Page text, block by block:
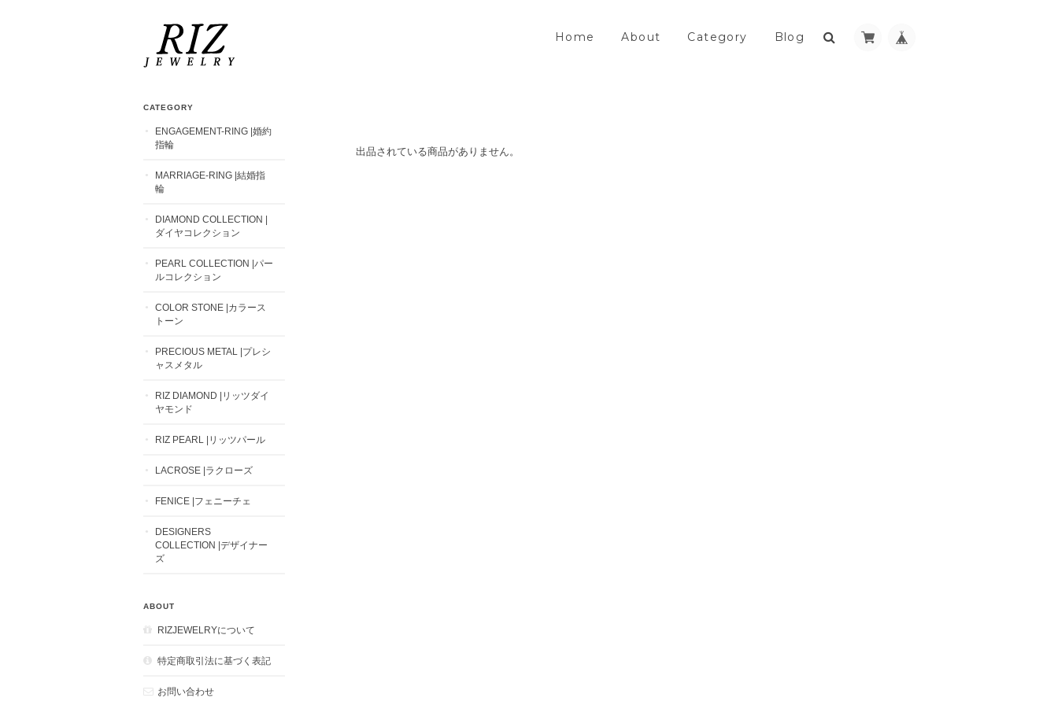
Home About Category Blog
出品されている商品がありません。
CATEGORY
ENGAGEMENT-RING |婚約
指輪
MARRIAGE-RING |結婚指
輪
DIAMOND COLLECTION |
ダイヤコレクション
PEARL COLLECTION |パー
ルコレクション
COLOR STONE |カラース
トーン
PRECIOUS METAL |プレシ
ャスメタル
RIZ DIAMOND |リッツダイ
ヤモンド
RIZ PEARL |リッツパール
LACROSE |ラクローズ
FENICE |フェニーチェ
DESIGNERS
COLLECTION |デザイナー
ズ
ABOUT
RIZJEWELRYについて
特定商取引法に基づく表記
お問い合わせ